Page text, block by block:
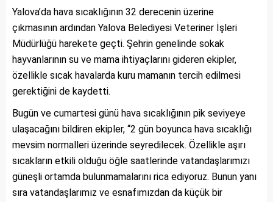
Yalova’da hava sıcaklığının 32 derecenin üzerine
çıkmasının ardından Yalova Belediyesi Veteriner İşleri
Müdürlüğü harekete geçti. Şehrin genelinde sokak
hayvanlarının su ve mama ihtiyaçlarını gideren ekipler,
özellikle sıcak havalarda kuru mamanın tercih edilmesi
gerektiğini de kaydetti.
Bugün ve cumartesi günü hava sıcaklığının pik seviyeye
ulaşacağını bildiren ekipler, “2 gün boyunca hava sıcaklığı
mevsim normalleri üzerinde seyredilecek. Özellikle aşırı
sıcakların etkili olduğu öğle saatlerinde vatandaşlarımızı
güneşli ortamda bulunmamalarını rica ediyoruz. Bunun yanı
sıra vatandaşlarımız ve esnafımızdan da küçük bir